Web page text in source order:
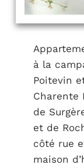
à la
Poitevin
Charente
de
et de
côté rue
maison